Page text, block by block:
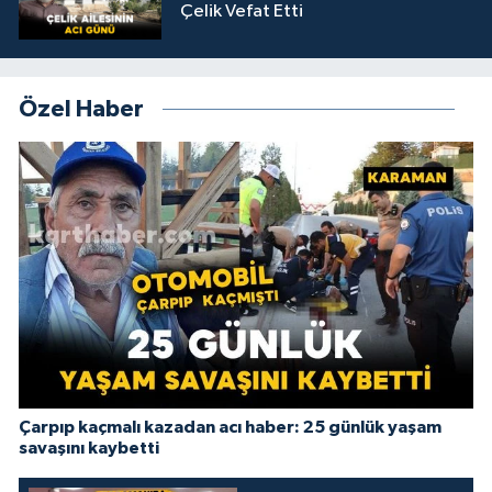
Çelik Vefat Etti
Özel Haber
Çarpıp kaçmalı kazadan acı haber: 25 günlük yaşam
savaşını kaybetti